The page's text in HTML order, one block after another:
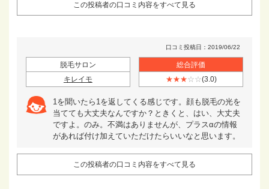
この投稿者の口コミ内容をすべて見る
口コミ投稿日：2019/06/22
脱毛サロン
キレイモ
総合評価
★★★☆☆(3.0)
1を聞いたら1を返してくる感じです。顔も脱毛の光を
当てても大丈夫なんですか？ときくと、はい、大丈夫
ですよ。のみ。不満はありませんが、プラスαの情報
があれば付け加えていただけたらいいなと思います。
この投稿者の口コミ内容をすべて見る